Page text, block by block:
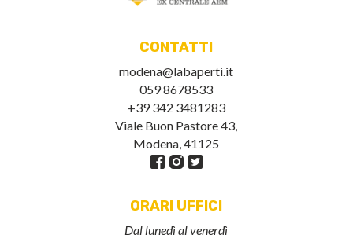
CONTATTI
modena@labaperti.it
059 8678533
+39 342 3481283
Viale Buon Pastore 43,
Modena, 41125
ORARI UFFICI
Dal lunedì al venerdì